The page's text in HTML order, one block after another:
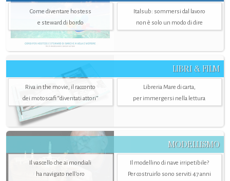
Come diventare hostess
e steward di bordo
Italsub: sommersi dal lavoro
non è solo un modo di dire
LIBRI & FILM
Riva in the movie, il racconto
dei motoscafi “diventati attori”
Libreria Mare di carta,
per immergersi nella lettura
MODELLISMO
Il vascello che ai mondiali
ha navigato nell’oro
Il modellino di nave irripetibile?
Per costruirlo sono serviti 47 anni